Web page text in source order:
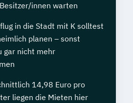
innen warten
in die Stadt mit K solltest
planen – sonst
gar nicht mehr
14,98 Euro pro
liegen die Mieten hier